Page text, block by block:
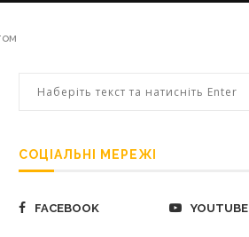
СОЦІАЛЬНІ МЕРЕЖІ
FACEBOOK YOUTUBE